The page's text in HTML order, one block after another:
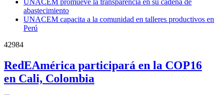
abastecimiento
UNACEM capacita a la comunidad en talleres productivos en
Perú
42984
RedEAmérica participará en la COP16
en Cali, Colombia